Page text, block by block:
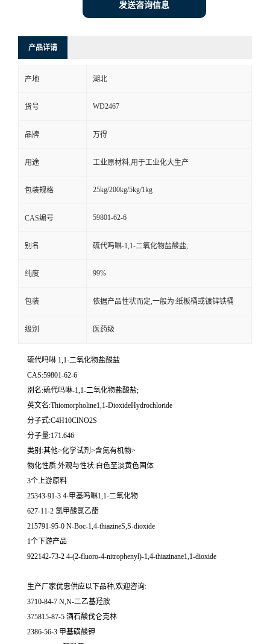
发送咨询信息
产品详请
产地 湖北
货号 WD2467
品牌 万得
用途 工业原材料,用于工业化大生产
包装规格 25kg/200kg/5kg/1kg
CAS编号 59801-62-6
别名 硫代吗啉-1,1-二氧化物盐酸盐;
纯度 99%
包装 依据产品性状而定,一般为:纸板桶或镀锌铁桶
级别 医药级
硫代吗啉 1,1-二氧化物盐酸盐
CAS:59801-62-6
别名:硫代吗啉-1,1-二氧化物盐酸盐;
英文名:Thiomorpholine1,1-DioxideHydrochloride
分子式:C4H10ClNO2S
分子量:171.646
类别:其他>化学试剂>含氮有机物>
物化性质:外观与性状:白色至淡黄色固体
3个上游原料
25343-91-3 4-甲基吗啉1,1-二氧化物
627-11-2 氯甲酸氯乙酯
215791-95-0 N-Boc-1,4-thiazineS,S-dioxide
1个下游产品
922142-73-2 4-(2-fluoro-4-nitrophenyl)-1,4-thiazinane1,1-dioxide
生产厂家优惠供应以下品种,欢迎咨询:
3710-84-7 N,N-二乙基羟胺
375815-87-5 酒石酸伐仑克林
2386-56-3 甲基磺酸钾